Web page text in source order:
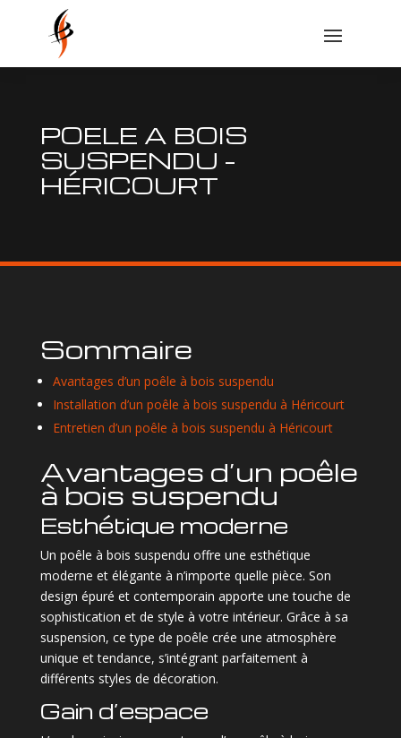
POELE A BOIS
SUSPENDU –
HÉRICOURT
Sommaire
Avantages d’un poêle à bois suspendu
Installation d’un poêle à bois suspendu à Héricourt
Entretien d’un poêle à bois suspendu à Héricourt
Avantages d’un poêle
à bois suspendu
Esthétique moderne
Un poêle à bois suspendu offre une esthétique
moderne et élégante à n’importe quelle pièce. Son
design épuré et contemporain apporte une touche de
sophistication et de style à votre intérieur. Grâce à sa
suspension, ce type de poêle crée une atmosphère
unique et tendance, s’intégrant parfaitement à
différents styles de décoration.
Gain d’espace